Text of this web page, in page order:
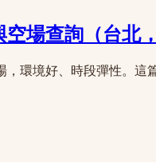
場查詢（台北，
環境好、時段彈性。